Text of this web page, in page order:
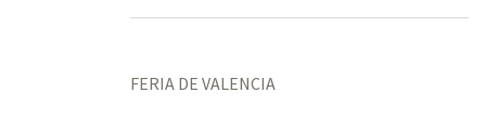
FERIA DE VALENCIA